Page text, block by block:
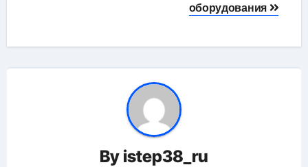
оборудования
By istep38_ru